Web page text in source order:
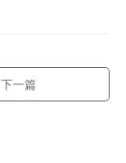
下一篇